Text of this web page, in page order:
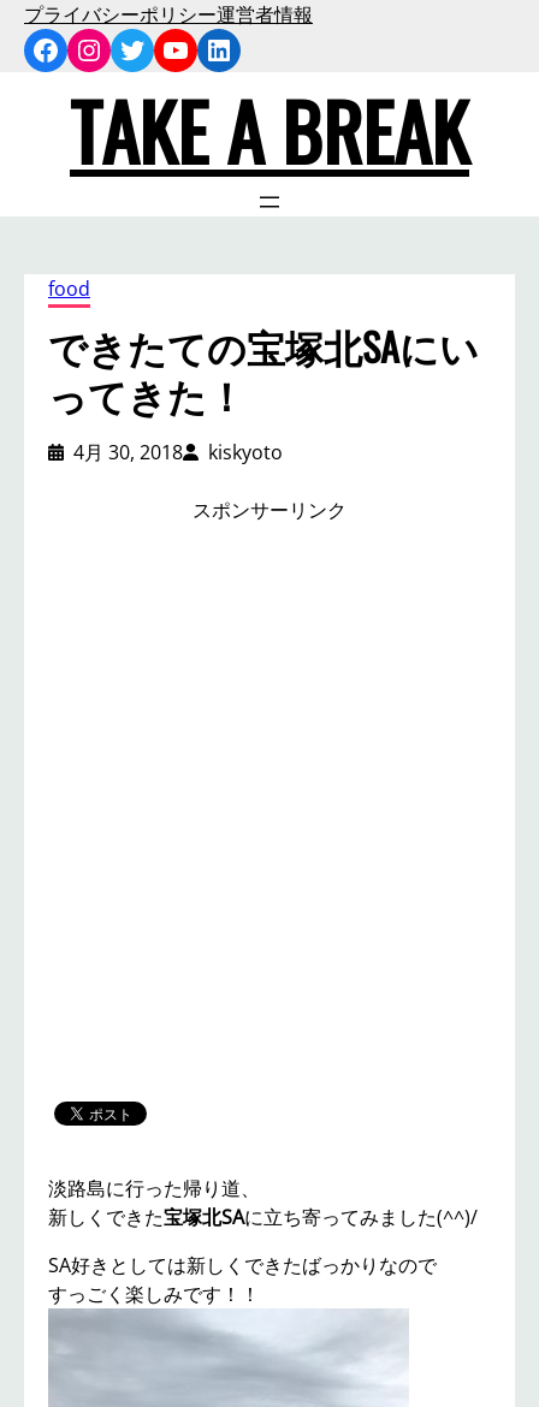
プライバシーポリシー運営者情報
Facebook
Instagram
Twitter
YouTube
LinkedIn
TAKE A BREAK
food
できたての宝塚北SAにい
ってきた！
4月 30, 2018 kiskyoto
スポンサーリンク
淡路島に行った帰り道、
新しくできた宝塚北SAに立ち寄ってみました(^^)/
SA好きとしては新しくできたばっかりなので
すっごく楽しみです！！